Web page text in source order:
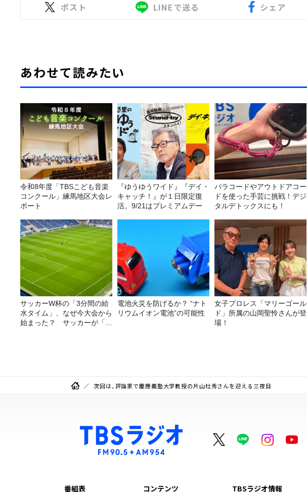
ポスト LINEで送る シェア
あわせて読みたい
令和8年度「TBSこども音楽
コンクール」練馬地区大会レ
ポート
『ゆうゆうワイド』『デイ・
キャッチ！』が１日限定復
活。9/21はプレミアムデー
パラコードやアウトドアコー
ドを使った手芸に挑戦！デジ
タルデトックスにも！
サッカーW杯の「3分間の給
水タイム」、なぜ今大会から
始まった？ サッカーが「お
電池火災を防げるか？ “ナト
リウムイオン電池”の可能性
女子プロレス「マリーゴール
ド」所属の山岡聖怜さんが登
場！
次回は、評論家で慶應義塾大学教授の片山杜秀さんを迎える三夜目
番組表 コンテンツ TBSラジオ情報